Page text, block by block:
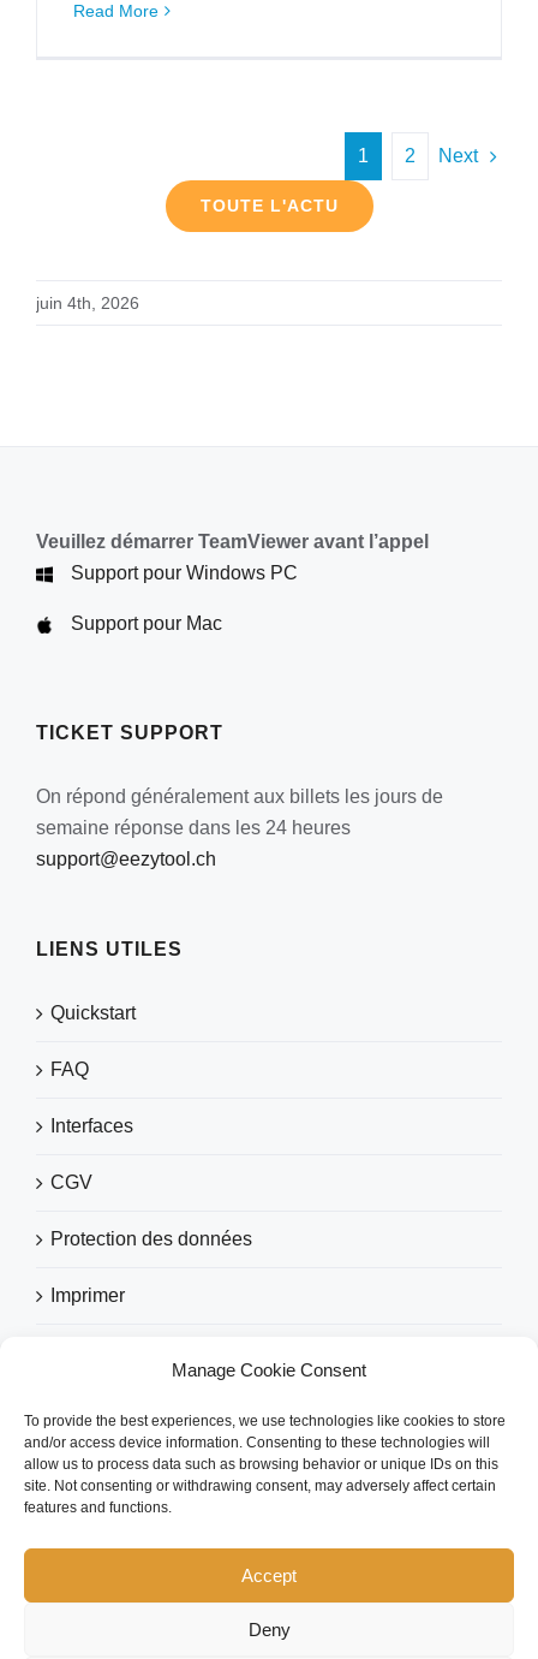
Manage Cookie Consent
To provide the best experiences, we use technologies like cookies to store
and/or access device information. Consenting to these technologies will
allow us to process data such as browsing behavior or unique IDs on this
site. Not consenting or withdrawing consent, may adversely affect certain
features and functions.
Accept
Deny
Read More
1 2 Next
TOUTE L'ACTU
juin 4th, 2026
Veuillez démarrer TeamViewer avant l’appel
Support pour Windows PC
Support pour Mac
TICKET SUPPORT
On répond généralement aux billets les jours de
semaine réponse dans les 24 heures
support@eezytool.ch
LIENS UTILES
Quickstart
FAQ
Interfaces
CGV
Protection des données
Imprimer
Copyright 2026 eezytool Ltd.| All Rights Reserved | Webdesign by